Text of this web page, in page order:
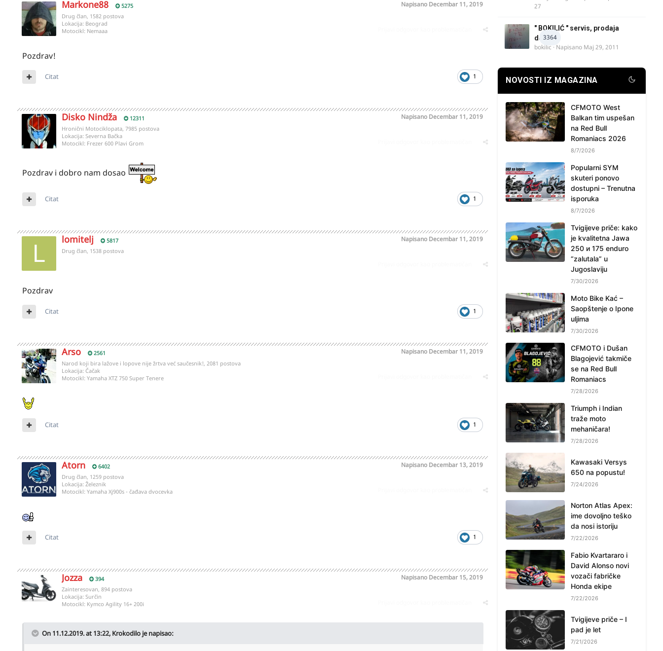
Markone88 5275 Napisano Decembar 11, 2019
Drug član, 1582 postova
Lokacija: Beograd
Motocikl: Nemaaa
Pozdrav!
1
Citat
Disko Nindža 12311 Napisano Decembar 11, 2019
Hronični Motociklopata, 7985 postova
Lokacija: Severna Bačka
Motocikl: Frezer 600 Plavi Grom
Pozdrav i dobro nam dosao
1
Citat
lomitelj 5817 Napisano Decembar 11, 2019
Drug član, 1538 postova
Pozdrav
1
Citat
Arso 2561 Napisano Decembar 11, 2019
Narod koji bira lažove i lopove nije žrtva već saučesnik!, 2081 postova
Lokacija: Čačak
Motocikl: Yamaha XTZ 750 Super Tenere
1
Citat
Atorn 6402 Napisano Decembar 13, 2019
Drug član, 1259 postova
Lokacija: Železnik
Motocikl: Yamaha Xj900s - čađava dvocevka
1
Citat
Jozza 394 Napisano Decembar 15, 2019
Zainteresovan, 894 postova
Lokacija: Surčin
Motocikl: Kymco Agility 16+ 200i
On 11.12.2019. at 13:22, Krokodilo je napisao:
27
3364
" BOKILIĆ " servis, prodaja
delova
bokilic · Napisano Maj 29, 2011
NOVOSTI IZ MAGAZINA
CFMOTO West
Balkan tim uspešan
na Red Bull
Romaniacs 2026
8/7/2026
Popularni SYM
skuteri ponovo
dostupni – Trenutna
isporuka
8/7/2026
Tvigijeve priče: kako
je kvalitetna Jawa
250 и 175 enduro
“zalutala” u
Jugoslaviju
7/30/2026
Moto Bike Kać –
Saopštenje o Ipone
uljima
7/30/2026
CFMOTO i Dušan
Blagojević takmiče
se na Red Bull
Romaniacs
7/28/2026
Triumph i Indian
traže moto
mehaničara!
7/28/2026
Kawasaki Versys
650 na popustu!
7/24/2026
Norton Atlas Apex:
ime dovoljno teško
da nosi istoriju
7/22/2026
Fabio Kvartararo i
David Alonso novi
vozači fabričke
Honda ekipe
7/22/2026
Tvigijeve priče – I
pad je let
7/21/2026